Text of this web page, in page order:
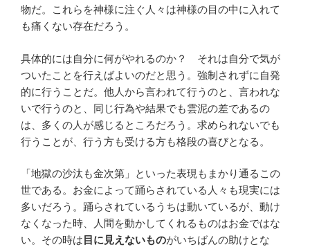
物だ。これらを神様に注ぐ人々は神様の目の中に入れて
も痛くない存在だろう。
具体的には自分に何がやれるのか？ それは自分で気が
ついたことを行えばよいのだと思う。強制されずに自発
的に行うことだ。他人から言われて行うのと、言われな
いで行うのと、同じ行為や結果でも雲泥の差であるの
は、多くの人が感じるところだろう。求められないでも
行うことが、行う方も受ける方も格段の喜びとなる。
「地獄の沙汰も金次第」といった表現もまかり通るこの
世である。お金によって踊らされている人々も現実には
多いだろう。踊らされているうちは動いているが、動け
なくなった時、人間を動かしてくれるものはお金ではな
い。その時は 目に見えないものがいちばんの助けとな